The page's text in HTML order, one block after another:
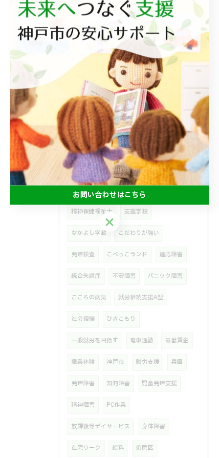
2026/07/08
6月のエアマット🐌
タグ Tags
a型 在宅 PTSD 放デイ ASＤ
ＬＤ ショートステイ 移動支援
保育所等訪問支援 学童保育 睡眠障害
うつ 双極性障害 高次機能障害
精神保健福祉士 支援学校
なかよし学級 こだわりが強い
発達検査 こべっこランド 適応障害
統合失調症 不安障害 パニック障害
こころの病気 就労継続支援A型
社会復帰 ひきこもり
一般就労を目指す 電車通勤 最低賃金
職業体験 神戸市 就労支援 兵庫
発達障害 知的障害 児童発達支援
精神障害 PC作業
放課後等デイサービス 身体障害
在宅ワーク 給料 須磨区
お問い合わせはこちら
お問い合わせはこちら